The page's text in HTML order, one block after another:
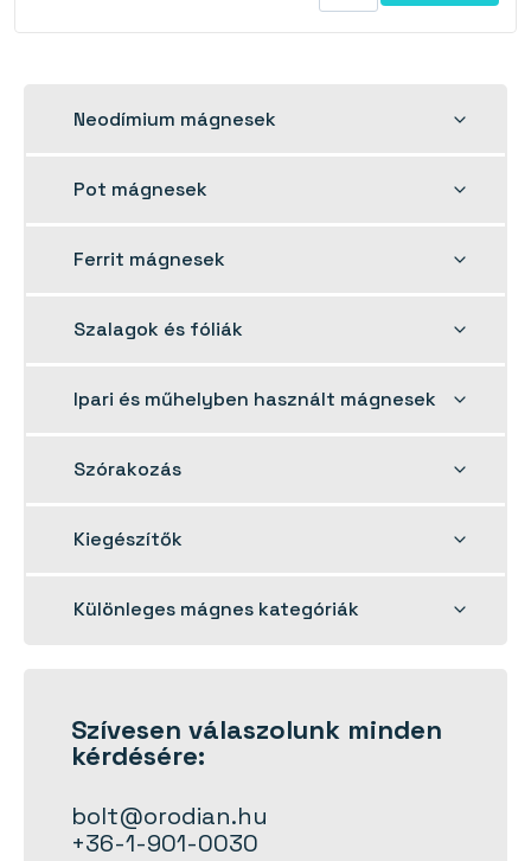
Neodímium mágnesek
Toggle
Pot mágnesek
Toggle
Ferrit mágnesek
Toggle
Szalagok és fóliák
Toggle
Ipari és műhelyben használt mágnesek
Toggle
Szórakozás
Toggle
Kiegészítők
Toggle
Különleges mágnes kategóriák
Toggle
Szívesen válaszolunk minden
kérdésére:
bolt@orodian.hu
+36-1-901-0030